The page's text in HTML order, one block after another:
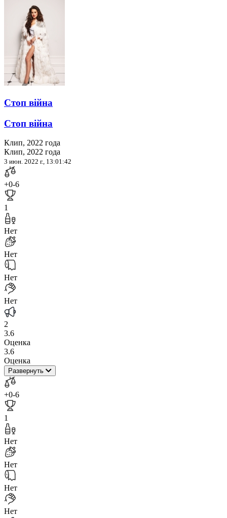
Стоп війна
Стоп війна
Клип, 2022 года
Клип, 2022 года
3 июн. 2022 г., 13:01:42
+0-6
1
Нет
Нет
Нет
Нет
2
3.6
Оценка
3.6
Оценка
Развернуть
+0-6
1
Нет
Нет
Нет
Нет